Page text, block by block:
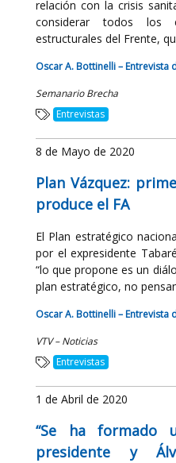
relación con la crisis
considerar todos los
estructurales del Frente,
Oscar A. Bottinelli –
Semanario Brecha
Entrevistas
8 de Mayo de 2020
Plan Vázquez:
produce el FA
El Plan estratégico
por el expresidente
“lo que propone es un
plan estratégico, no
Oscar A. Bottinelli – Entrevista
VTV – Noticias
Entrevistas
1 de Abril de 2020
“Se ha formado
presidente y